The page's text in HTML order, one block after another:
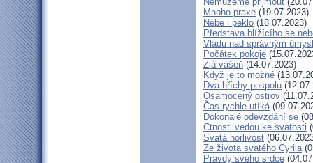
Mnoho praxe (19.07.2023)
Nebe i peklo (18.07.2023)
Představa blížícího se
Vládu nad správným
Počátek pokoje
Zlá vášeň (14.07.2023)
Když je to možné
Dva hříchy pospolu
Osamocený ostrov
Čas rychle utíká
Dokonalé odevzdání se
Ctnosti vedou ke svatosti
Svatá horlivost
Ze života svatého Cyrila
Pravdy svého srdce